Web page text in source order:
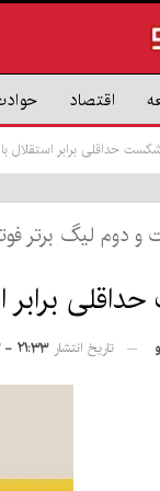
اقتصاد
حداقلی برابر استقلال
دوم لیگ برتر
برابر
تاریخ انتشار ۲۱:۳۳ - ۳ اسفند ۱۴۰۴